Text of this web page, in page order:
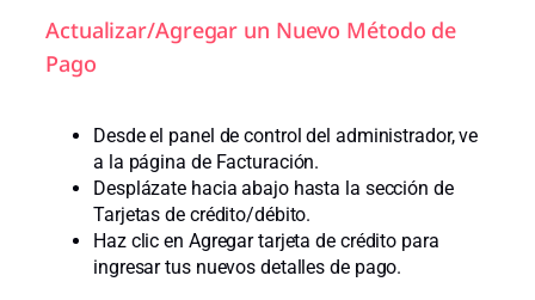
Actualizar/Agregar un Nuevo Método de
Pago
Desde el panel de control del administrador, ve
a la página de Facturación.
Desplázate hacia abajo hasta la sección de
Tarjetas de crédito/débito.
Haz clic en Agregar tarjeta de crédito para
ingresar tus nuevos detalles de pago.